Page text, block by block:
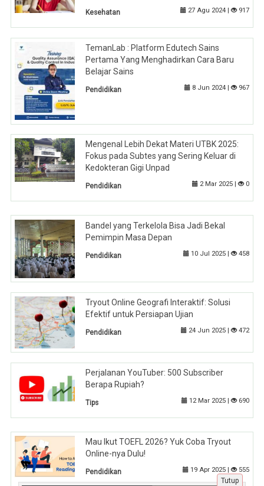
Kesehatan 27 Agu 2024 | 917
TemanLab : Platform Edutech Sains
Pertama Yang Menghadirkan Cara Baru
Belajar Sains
Pendidikan 8 Jun 2024 | 967
Mengenal Lebih Dekat Materi UTBK 2025:
Fokus pada Subtes yang Sering Keluar di
Kedokteran Gigi Unpad
Pendidikan 2 Mar 2025 | 0
Bandel yang Terkelola Bisa Jadi Bekal
Pemimpin Masa Depan
Pendidikan 10 Jul 2025 | 458
Tryout Online Geografi Interaktif: Solusi
Efektif untuk Persiapan Ujian
Pendidikan 24 Jun 2025 | 472
Perjalanan YouTuber: 500 Subscriber
Berapa Rupiah?
Tips 12 Mar 2025 | 690
Mau Ikut TOEFL 2026? Yuk Coba Tryout
Online-nya Dulu!
Pendidikan 19 Apr 2025 | 555
Tutup